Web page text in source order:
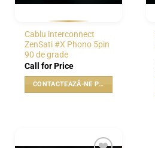
Cablu interconnect
ZenSati #X Phono 5pin
90 de grade
Call for Price
CONTACTEAZĂ-NE PENTRU PREȚ